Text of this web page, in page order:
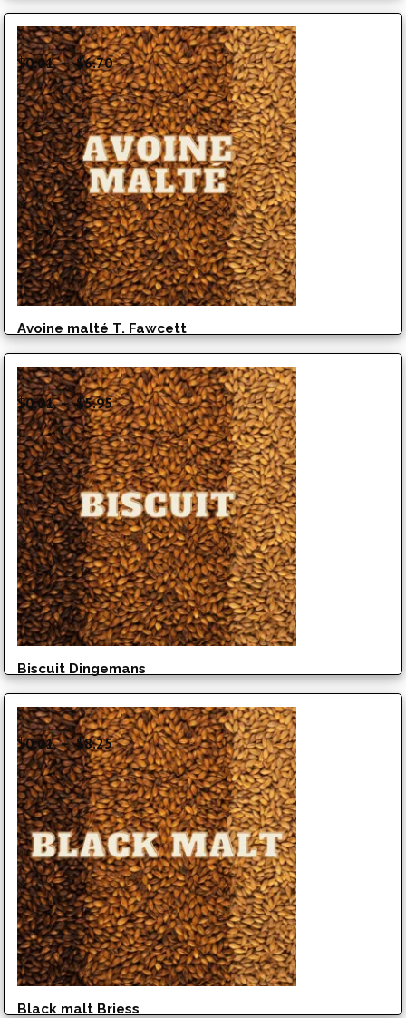
$0.01 – $6.70Plage
de
prix :
$0.01
à
$6.70
Avoine malté T. Fawcett
$0.01 – $5.95Plage
de
prix :
$0.01
à
$5.95
Biscuit Dingemans
$0.01 – $8.25Plage
de
prix :
$0.01
à
$8.25
Black malt Briess